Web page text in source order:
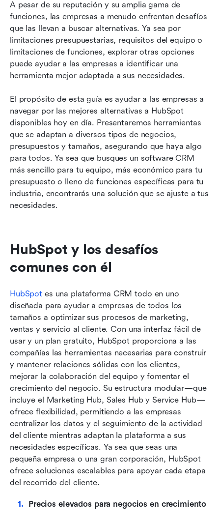
A pesar de su reputación y su amplia gama de
funciones, las empresas a menudo enfrentan desafíos
que las llevan a buscar alternativas. Ya sea por
limitaciones presupuestarias, requisitos del equipo o
limitaciones de funciones, explorar otras opciones
puede ayudar a las empresas a identificar una
herramienta mejor adaptada a sus necesidades.
El propósito de esta guía es ayudar a las empresas a
navegar por las mejores alternativas a HubSpot
disponibles hoy en día. Presentaremos herramientas
que se adaptan a diversos tipos de negocios,
presupuestos y tamaños, asegurando que haya algo
para todos. Ya sea que busques un software CRM
más sencillo para tu equipo, más económico para tu
presupuesto o lleno de funciones específicas para tu
industria, encontrarás una solución que se ajuste a tus
necesidades.
HubSpot y los desafíos
comunes con él
HubSpot es una plataforma CRM todo en uno
diseñada para ayudar a empresas de todos los
tamaños a optimizar sus procesos de marketing,
ventas y servicio al cliente. Con una interfaz fácil de
usar y un plan gratuito, HubSpot proporciona a las
compañías las herramientas necesarias para construir
y mantener relaciones sólidas con los clientes,
mejorar la colaboración del equipo y fomentar el
crecimiento del negocio. Su estructura modular—que
incluye el Marketing Hub, Sales Hub y Service Hub—
ofrece flexibilidad, permitiendo a las empresas
centralizar los datos y el seguimiento de la actividad
del cliente mientras adaptan la plataforma a sus
necesidades específicas. Ya sea que seas una
pequeña empresa o una gran corporación, HubSpot
ofrece soluciones escalables para apoyar cada etapa
del recorrido del cliente.
Precios elevados para negocios en crecimiento